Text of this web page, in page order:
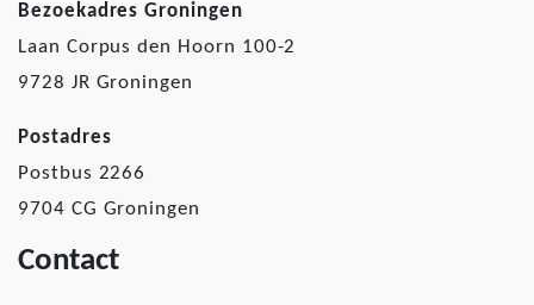
Bezoekadres Groningen
Laan Corpus den Hoorn 100-2
9728 JR Groningen
Postadres
Postbus 2266
9704 CG Groningen
Contact